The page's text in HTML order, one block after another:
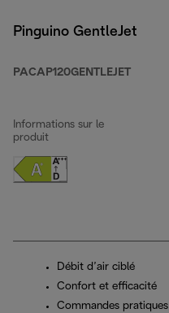
Pinguino GentleJet
PACAP120GENTLEJET
Informations sur le
produit
Débit d’air ciblé
Confort et efficacité
Commandes pratiques